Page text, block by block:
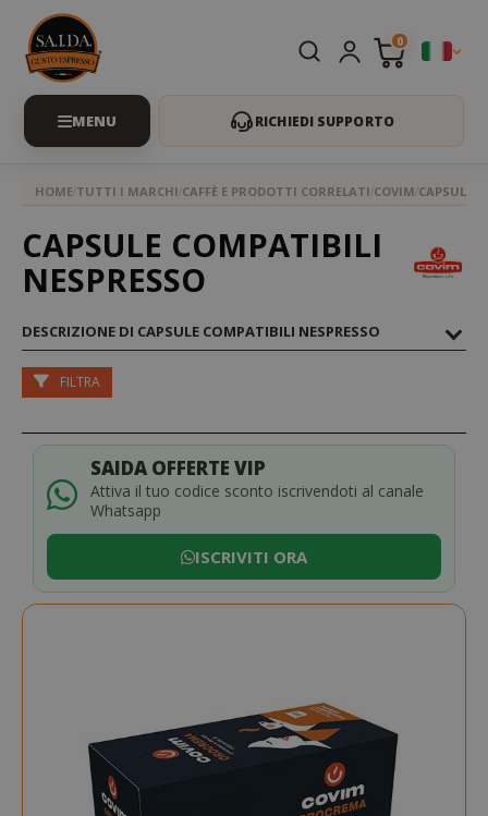
0
RICHIEDI SUPPORTO
HOME TUTTI I MARCHI CAFFÈ E PRODOTTI CORRELATI COVIM CAPSULE
CAPSULE COMPATIBILI
NESPRESSO
DESCRIZIONE DI CAPSULE COMPATIBILI NESPRESSO
SAIDA OFFERTE VIP
Attiva il tuo codice sconto iscrivendoti al canale
Whatsapp
ISCRIVITI ORA
FILTRA